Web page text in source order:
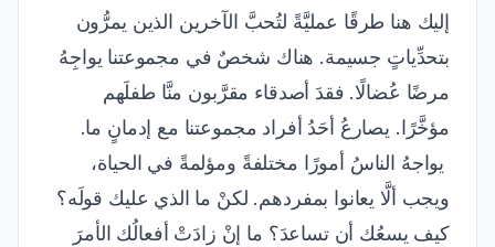
إليك هنا طرقًا عمليَّةً لتُحبَّ الآخرين الذين يمرُّون
بتحدِّياتٍ جسيمة. هناك شخصٌ في مجموعتنا يواجِهُ
مرضًا عُضالًا. فقدَ أصدقاء مقرَّبون منَّا طفلَهم
مؤخَّرًا. يصارعُ أحَدُ أفراد مجموعتنا مع إدمانٍ ما.
يواجهُ الناسُ أمورًا مختلفةً ومؤلمةً في الحياة،
ويجب ألَّا يعانوا بمفردهم. لكنْ ما الذي عليك قولَه؟
كيف يسعُك أن تساعدَ؟ ما إنْ زادَتْ أفعالُك الأمرَ